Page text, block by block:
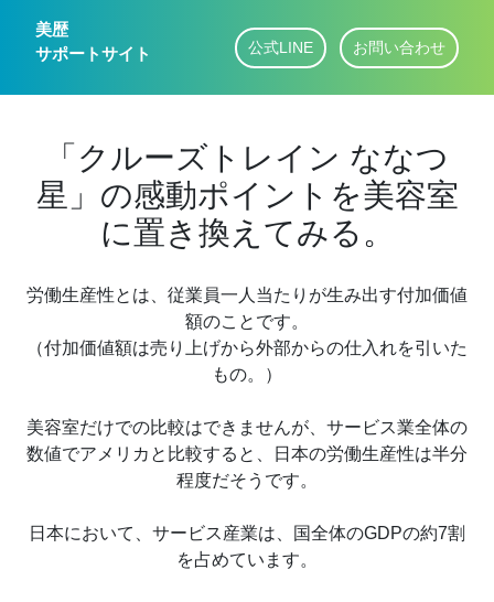
美歴
サポートサイト
公式LINE お問い合わせ
「クルーズトレイン ななつ
星」の感動ポイントを美容室
に置き換えてみる。
労働生産性とは、従業員一人当たりが生み出す付加価値
額のことです。
（付加価値額は売り上げから外部からの仕入れを引いた
もの。）
美容室だけでの比較はできませんが、サービス業全体の
数値でアメリカと比較すると、日本の労働生産性は半分
程度だそうです。
日本において、サービス産業は、国全体のGDPの約7割
を占めています。